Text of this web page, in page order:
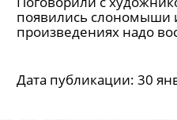
Поговорили с
появились слономыши